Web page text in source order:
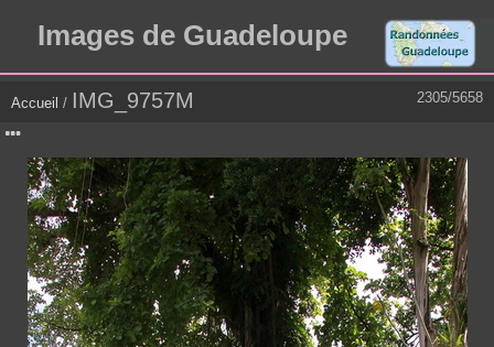
Images de Guadeloupe
2305/5658
Accueil / IMG_9757M